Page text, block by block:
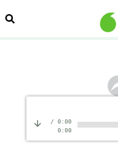
0:00
/
0:00